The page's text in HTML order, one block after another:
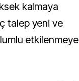
kalmaya
talep yeni ve
etkilenmeye